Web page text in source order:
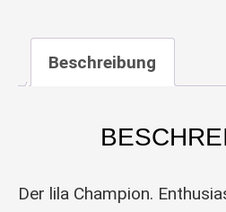
Beschreibung
Der lila Champion.